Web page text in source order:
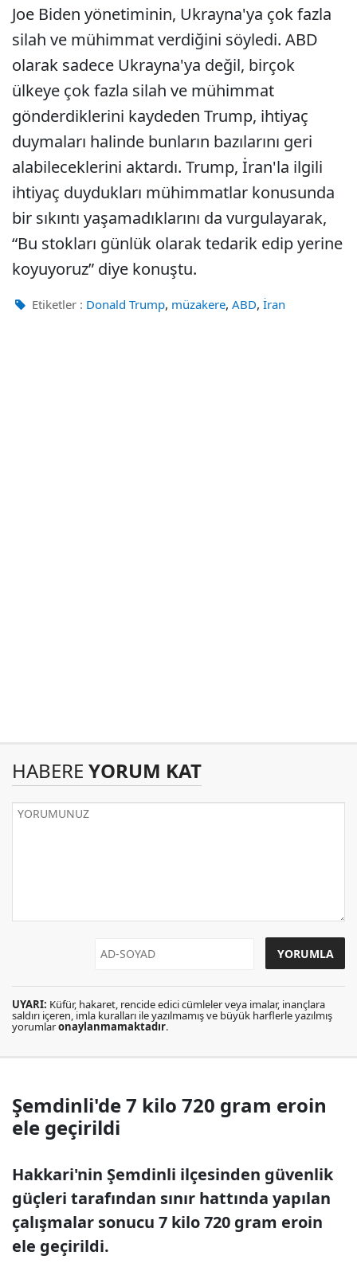
Joe Biden yönetiminin, Ukrayna'ya çok fazla
silah ve mühimmat verdiğini söyledi. ABD
olarak sadece Ukrayna'ya değil, birçok
ülkeye çok fazla silah ve mühimmat
gönderdiklerini kaydeden Trump, ihtiyaç
duymaları halinde bunların bazılarını geri
alabileceklerini aktardı. Trump, İran'la ilgili
ihtiyaç duydukları mühimmatlar konusunda
bir sıkıntı yaşamadıklarını da vurgulayarak,
“Bu stokları günlük olarak tedarik edip yerine
koyuyoruz” diye konuştu.
Etiketler : Donald Trump, müzakere, ABD, İran
HABERE YORUM KAT
UYARI: Küfür, hakaret, rencide edici cümleler veya imalar, inançlara
saldırı içeren, imla kuralları ile yazılmamış ve büyük harflerle yazılmış
yorumlaronaylanmamaktadır.
Şemdinli'de 7 kilo 720 gram eroin
ele geçirildi
Hakkari'nin Şemdinli ilçesinden güvenlik
güçleri tarafından sınır hattında yapılan
çalışmalar sonucu 7 kilo 720 gram eroin
ele geçirildi.